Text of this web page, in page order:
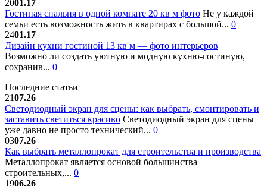
2001.17
Гостиная спальня в одной комнате 20 кв м фото Не у каждой
семьи есть возможность жить в квартирах с большой... 0
2401.17
Дизайн кухни гостиной 13 кв м — фото интерьеров
Возможно ли создать уютную и модную кухню-гостиную,
сохранив... 0
Последние статьи
2107.26
Светодиодный экран для сцены: как выбрать, смонтировать и
заставить светиться красиво Светодиодный экран для сцены
уже давно не просто технический... 0
0307.26
Как выбрать металлопрокат для строительства и производства
Металлопрокат является основой большинства
строительных,... 0
1906.26